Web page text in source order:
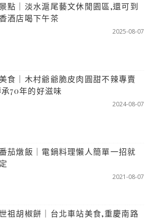
點｜淡水滬尾藝文休閒園區,還可到
酒店喝下午茶
2025-08-07
食｜木村爺爺脆皮肉圓甜不辣專賣
70年的好滋味
2024-08-07
茄燉飯｜電鍋料理懶人簡單一招就
2021-08-07
祖胡椒餅｜台北車站美食,重慶南路